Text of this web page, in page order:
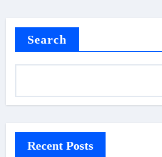
Search
Recent Posts